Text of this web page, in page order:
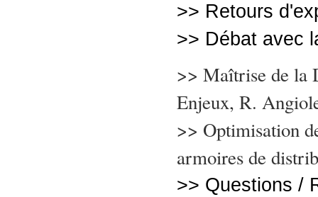
>> Retours
>> Débat avec
>> Maîtrise de la
Enjeux, R.
>> Optimisation
armoires de
>> Questions /